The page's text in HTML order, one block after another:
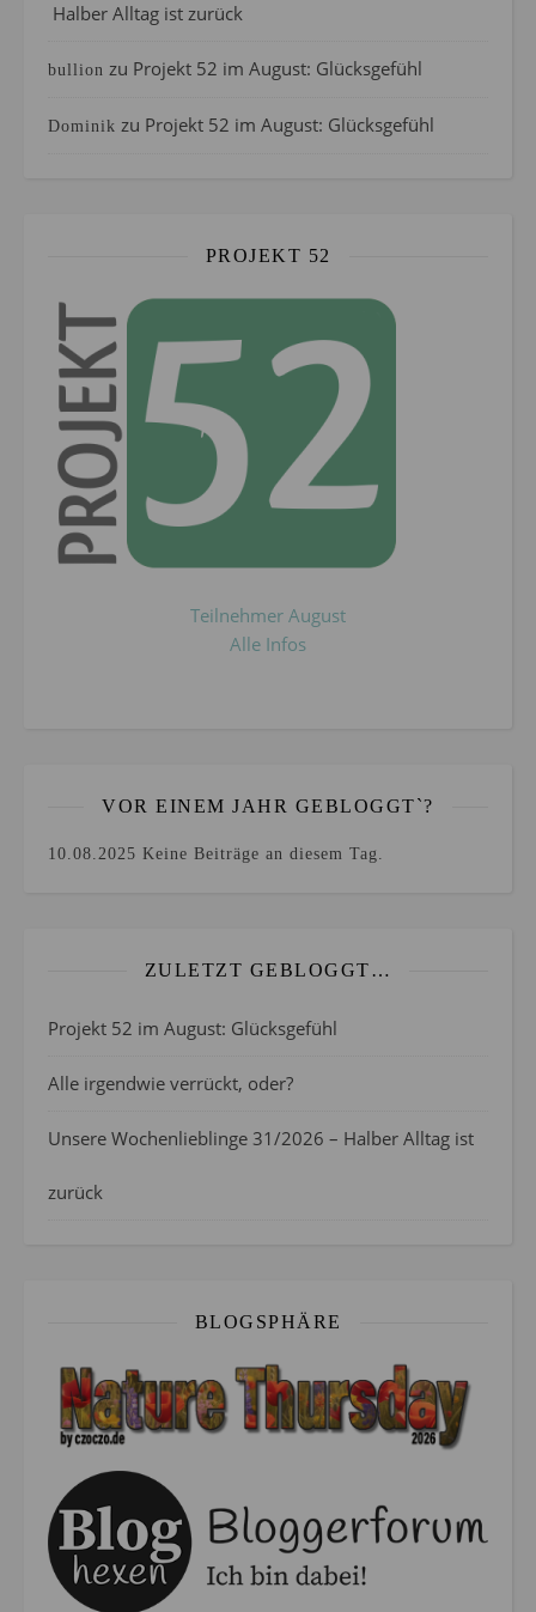
Halber Alltag ist zurück
bullion zu Projekt 52 im August: Glücksgefühl
Dominik zu Projekt 52 im August: Glücksgefühl
PROJEKT 52
Teilnehmer August
Alle Infos
VOR EINEM JAHR GEBLOGGT`?
10.08.2025 Keine Beiträge an diesem Tag.
ZULETZT GEBLOGGT…
Projekt 52 im August: Glücksgefühl
Alle irgendwie verrückt, oder?
Unsere Wochenlieblinge 31/2026 – Halber Alltag ist
zurück
BLOGSPHÄRE